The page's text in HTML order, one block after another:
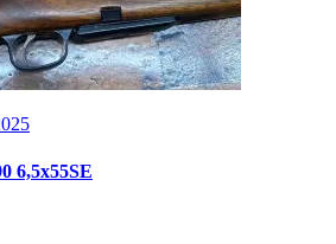
6,5x55SE